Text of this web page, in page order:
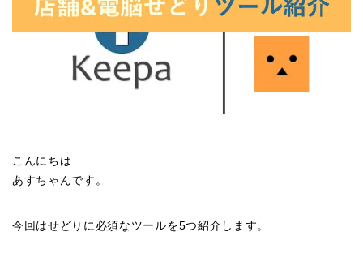
こんにちは
あすちゃんです。
今回はせどりに必須なツールを5つ紹介します。